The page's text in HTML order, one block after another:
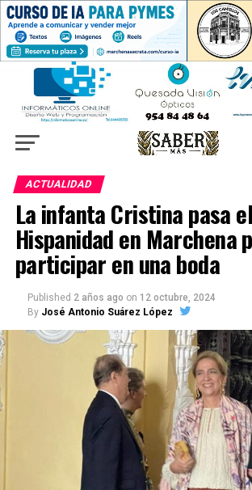
ACTUALIDAD
La infanta Cristina pasa
Hispanidad en Marchena
participar en una boda
Published 2 años ago on 12 octubre, 2024
By José Antonio Suárez López